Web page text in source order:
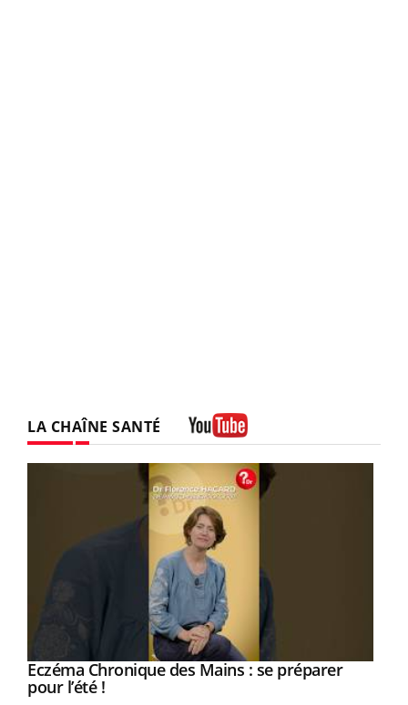
LA CHAÎNE SANTÉ
Youtube
Eczéma Chronique des Mains : se préparer
pour l’été !Youtube